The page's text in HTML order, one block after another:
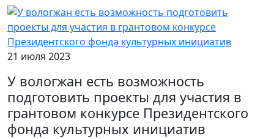
21 июля 2023
У вологжан есть возможность
подготовить проекты для участия в
грантовом конкурсе Президентского
фонда культурных инициатив